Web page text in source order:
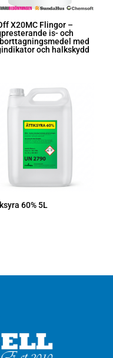
X20MC Flingor –
is- och
med
och halkskydd
60% 5L